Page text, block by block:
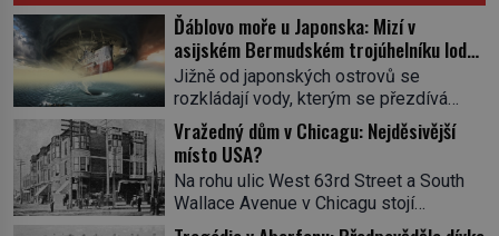
Ďáblovo moře u Japonska: Mizí v
asijském Bermudském trojúhelníku lodě
ve spárech neznámé síly?
Jižně od japonských ostrovů se
rozkládají vody, kterým se přezdívá
Ďáblovo moře. Vypráví se o lodích
mizejících beze stopy, podivných
světlech, zrádných proudech i mořských
dracích, kteří měli tyto končiny střežit už
v dávných legendách. Je tichomořský
Vražedný dům v Chicagu: Nejděsivější
místo USA?
Na rohu ulic West 63rd Street a South
Wallace Avenue v Chicagu stojí
nenápadná pošta. Nemá žádný speciální